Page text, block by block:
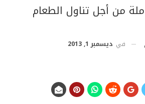
من أجل تناول الطعام
في ديسمبر 1, 2013